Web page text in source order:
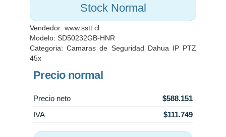
- Garantía: 1 añoStock Normal
Vendedor: www.sstt.cl
Modelo: SD50232GB-HNR
Categoria:Camaras de Seguridad Dahua IP PTZ
45x
Precio normal
Precio neto
$588.151
IVA
$111.749